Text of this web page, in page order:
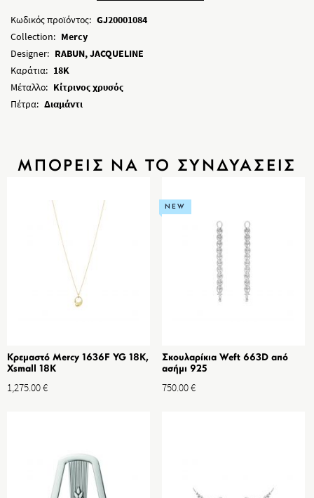
Κωδικός προϊόντος: GJ20001084
Collection: Mercy
Designer: RABUN, JACQUELINE
Καράτια: 18K
Μέταλλο: Κίτρινος χρυσός
Πέτρα: Διαμάντι
ΜΠΟΡΕΙΣ ΝΑ ΤΟ ΣΥΝΔΥΑΣΕΙΣ
Κρεμαστό Mercy 1636F YG 18K,
Xsmall 18K
1,275.00€
NEW
Σκουλαρίκια Weft 663D από
ασήμι 925
750.00€